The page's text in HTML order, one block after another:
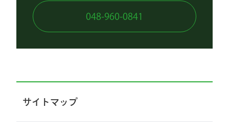
048-960-0841
サイトマップ